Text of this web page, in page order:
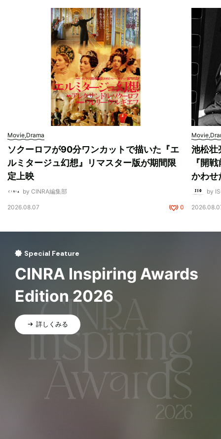
Movie,Drama
ソクーロフが90分ワンカットで描いた『エ
ルミタージュ幻想』リマスター版が期間限
定上映
by CINRA編集部
2026.08.07 0
池松壮
『開
かわせ
by
Special Feature
CINRA Inspiring Awards
Edition 2026
詳しくみる